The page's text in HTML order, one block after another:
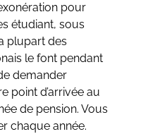
pour
étudiant, sous
plupart des
le font pendant
demander
point d’arrivée au
de pension. Vous
chaque année.